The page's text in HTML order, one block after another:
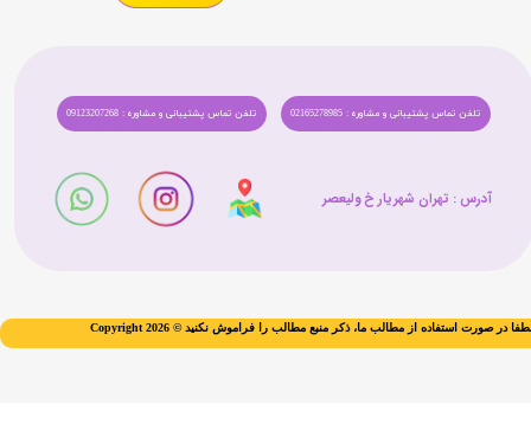
تلفن تماس پشتیبانی و مشاوره : 09123207268 تلفن تماس پشتیبانی و مشاوره : 02165278985
آدرس : تهران شهریار خ ولیعصر​​​​​​​